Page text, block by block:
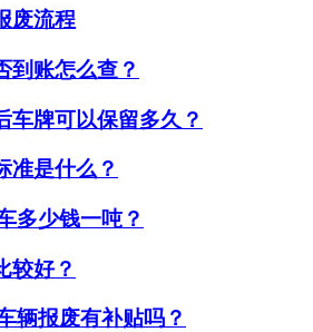
废流程
到账怎么查？
车牌可以保留多久？
准是什么？
多少钱一吨？
较好？
辆报废有补贴吗？